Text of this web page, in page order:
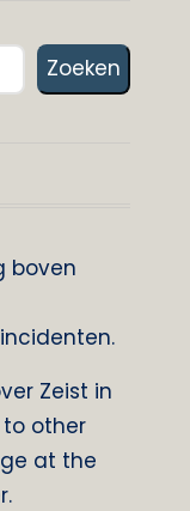
Zoeken
boven
Zeist in
to other
at the